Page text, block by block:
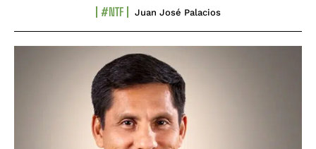
#NTF Juan José Palacios